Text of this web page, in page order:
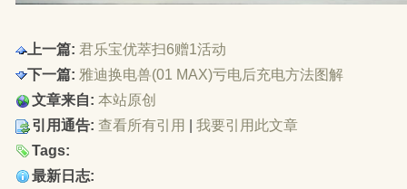
上一篇: 君乐宝优萃扫6赠1活动
下一篇: 雅迪换电兽(01 MAX)亏电后充电方法图解
文章来自: 本站原创
引用通告: 查看所有引用
我要引用此文章
Tags:
最新日志: